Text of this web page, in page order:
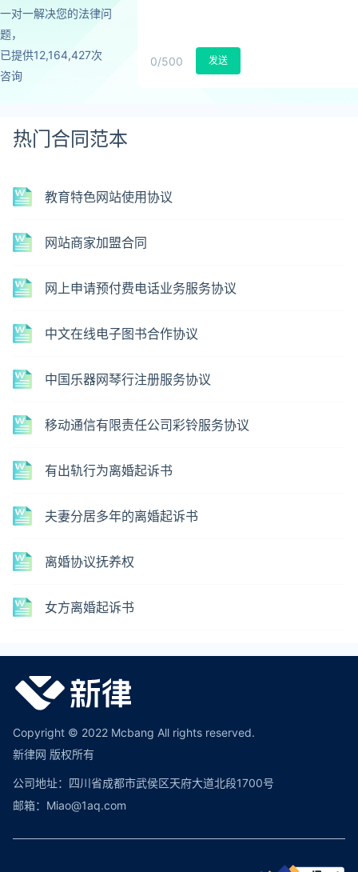
一对一解决您的法律问
题，
已提供12,164,427次
咨询
0/500 发送
热门合同范本
教育特色网站使用协议
网站商家加盟合同
网上申请预付费电话业务服务协议
中文在线电子图书合作协议
中国乐器网琴行注册服务协议
移动通信有限责任公司彩铃服务协议
有出轨行为离婚起诉书
夫妻分居多年的离婚起诉书
离婚协议抚养权
女方离婚起诉书
Copyright © 2022 Mcbang All rights reserved.
新律网 版权所有
公司地址：四川省成都市武侯区天府大道北段1700号
邮箱：Miao@1aq.com